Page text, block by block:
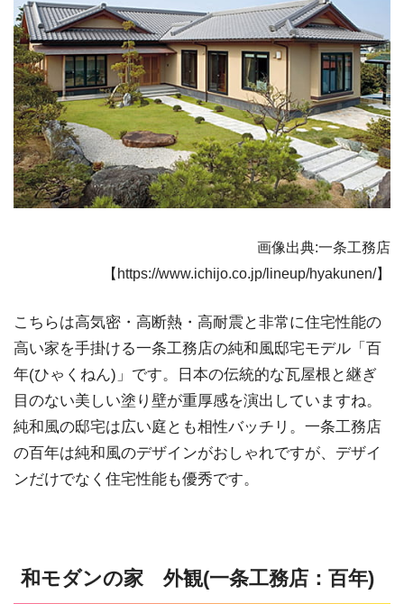
画像出典:一条工務店
【https://www.ichijo.co.jp/lineup/hyakunen/】
こちらは高気密・高断熱・高耐震と非常に住宅性能の
高い家を手掛ける一条工務店の純和風邸宅モデル「百
年(ひゃくねん)」です。日本の伝統的な瓦屋根と継ぎ
目のない美しい塗り壁が重厚感を演出していますね。
純和風の邸宅は広い庭とも相性バッチリ。一条工務店
の百年は純和風のデザインがおしゃれですが、デザイ
ンだけでなく住宅性能も優秀です。
和モダンの家 外観(一条工務店：百年)